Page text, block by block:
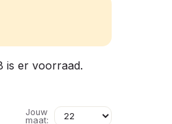
is er voorraad.
Jouw
maat: